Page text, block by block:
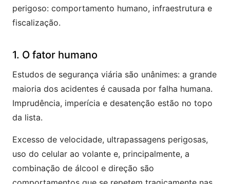
perigoso: comportamento humano, infraestrutura e
fiscalização.
1. O fator humano
Estudos de segurança viária são unânimes: a grande
maioria dos acidentes é causada por falha humana.
Imprudência, imperícia e desatenção estão no topo
da lista.
Excesso de velocidade, ultrapassagens perigosas,
uso do celular ao volante e, principalmente, a
combinação de álcool e direção são